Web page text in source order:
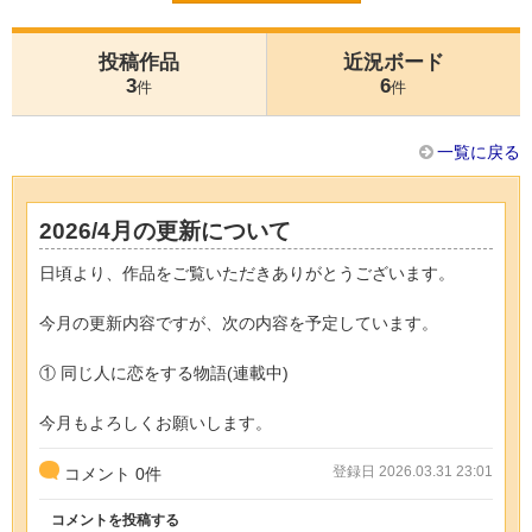
投稿作品
3件
近況ボード
6件
一覧に戻る
2026/4月の更新について
日頃より、作品をご覧いただきありがとうございます。
今月の更新内容ですが、次の内容を予定しています。
① 同じ人に恋をする物語(連載中)
今月もよろしくお願いします。
コメント 0件 登録日 2026.03.31 23:01
コメントを投稿する